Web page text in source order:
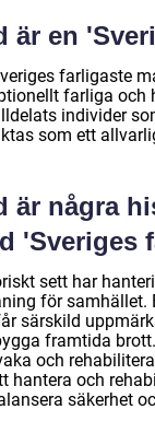
är en
farligaste
farliga och
individer
som ett
är några
'Sveriges
sett har
för samhället.
särskild
framtida
och
hantera och
säkerhet